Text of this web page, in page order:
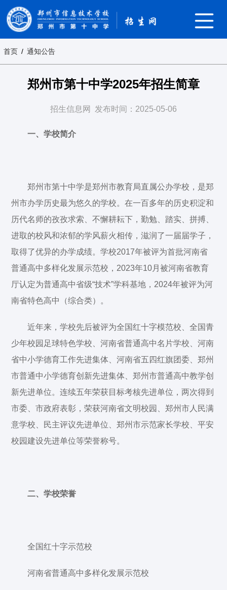
首页 / 通知公告
郑州市第十中学2025年招生简章
招生信息网 发布时间：2025-05-06
一、学校简介
郑州市第十中学是郑州市教育局直属公办学校，是郑
州市办学历史最为悠久的学校。在一百多年的历史积淀和
历代名师的孜孜求索、不懈耕耘下，勤勉、踏实、拼搏、
进取的校风和浓郁的学风薪火相传，滋润了一届届学子，
取得了优异的办学成绩。学校2017年被评为首批河南省
普通高中多样化发展示范校，2023年10月被河南省教育
厅认定为普通高中省级“技术”学科基地，2024年被评为河
南省特色高中（综合类）。
近年来，学校先后被评为全国红十字模范校、全国青
少年校园足球特色学校、河南省普通高中名片学校、河南
省中小学德育工作先进集体、河南省五四红旗团委、郑州
市普通中小学德育创新先进集体、郑州市普通高中教学创
新先进单位。连续五年荣获目标考核先进单位，两次得到
市委、市政府表彰，荣获河南省文明校园、郑州市人民满
意学校、民主评议先进单位、郑州市示范家长学校、平安
校园建设先进单位等荣誉称号。
二、学校荣誉
全国红十字示范校
河南省普通高中多样化发展示范校